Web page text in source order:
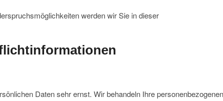
werden wir Sie in dieser
Daten sehr ernst. Wir behandeln Ihre personenbezogenen